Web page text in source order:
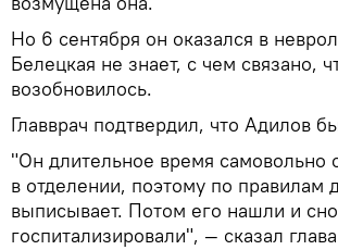
Но 6 сентября он оказался в
Белецкая не знает, с чем связано,
возобновилось.
Главврач подтвердил, что Адилов
"Он длительное время самовольно
в отделении, поэтому по правилам
выписывает. Потом его нашли и
госпитализировали", — сказал